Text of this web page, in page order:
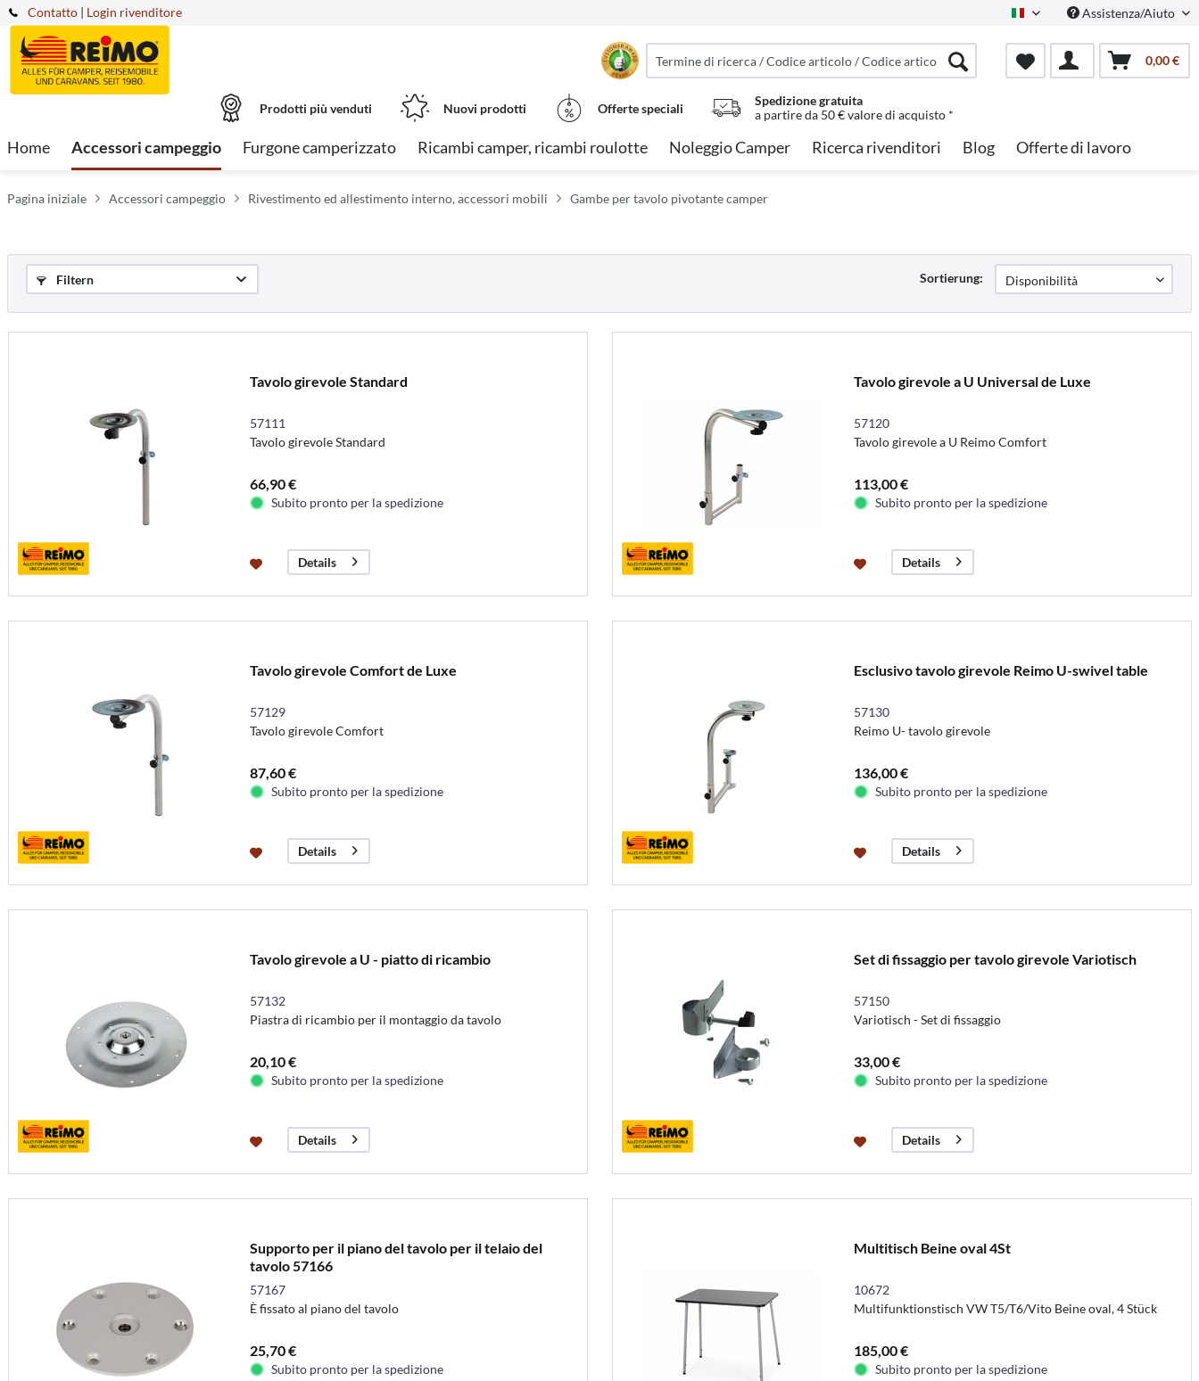
Contatto Italian Assistenza/Aiuto
| Login rivenditore
0,00 €
Prodotti più venduti Nuovi prodotti Offerte speciali
Spedizione gratuita
a partire da 50 € valore di acquisto *
Home Accessori campeggio Furgone camperizzato Ricambi camper, ricambi roulotte Noleggio Camper Ricerca rivenditori Blog Offerte di lavoro
Pagina iniziale Accessori campeggio Rivestimento ed allestimento interno, accessori mobili Gambe per tavolo pivotante camper
Filtern Sortierung:
Tavolo girevole Standard
57111
Tavolo girevole Standard
66,90 €
Subito pronto per la spedizione
Details
Tavolo girevole a U Universal de Luxe
57120
Tavolo girevole a U Reimo Comfort
113,00 €
Subito pronto per la spedizione
Details
Tavolo girevole Comfort de Luxe
57129
Tavolo girevole Comfort
87,60 €
Subito pronto per la spedizione
Details
Esclusivo tavolo girevole Reimo U-swivel table
57130
Reimo U- tavolo girevole
136,00 €
Subito pronto per la spedizione
Details
Tavolo girevole a U - piatto di ricambio
57132
Piastra di ricambio per il montaggio da tavolo
20,10 €
Subito pronto per la spedizione
Details
Set di fissaggio per tavolo girevole Variotisch
57150
Variotisch - Set di fissaggio
33,00 €
Subito pronto per la spedizione
Details
Supporto per il piano del tavolo per il telaio del
tavolo 57166
57167
È fissato al piano del tavolo
25,70 €
Subito pronto per la spedizione
Multitisch Beine oval 4St
10672
Multifunktionstisch VW T5/T6/Vito Beine oval, 4 Stück
185,00 €
Subito pronto per la spedizione